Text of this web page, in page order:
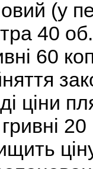
(у
40
60
ціни